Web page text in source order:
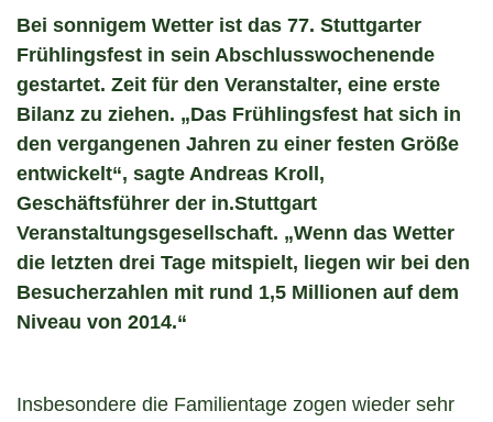
Bei sonnigem Wetter ist das 77. Stuttgarter
Frühlingsfest in sein Abschlusswochenende
gestartet. Zeit für den Veranstalter, eine erste
Bilanz zu ziehen. „Das Frühlingsfest hat sich in
den vergangenen Jahren zu einer festen Größe
entwickelt“, sagte Andreas Kroll,
Geschäftsführer der in.Stuttgart
Veranstaltungsgesellschaft. „Wenn das Wetter
die letzten drei Tage mitspielt, liegen wir bei den
Besucherzahlen mit rund 1,5 Millionen auf dem
Niveau von 2014.“
Insbesondere die Familientage zogen wieder sehr